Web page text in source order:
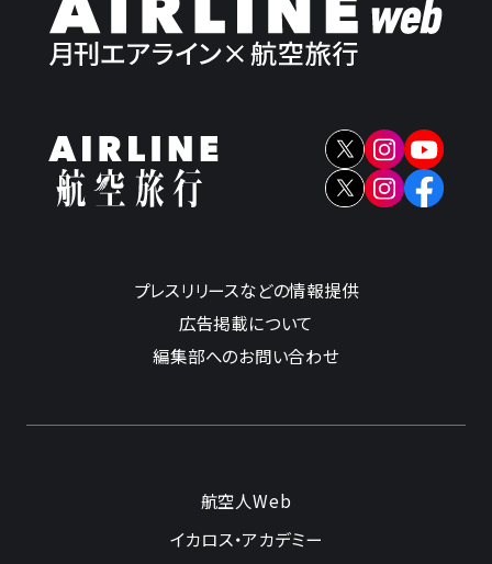
プレスリリースなどの情報提供
広告掲載について
編集部へのお問い合わせ
航空人Web
イカロス・アカデミー